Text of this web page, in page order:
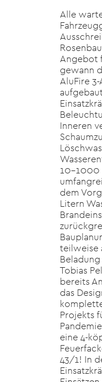
Alle
Angebot
gewann
AluFire
Inneren
10–1000
dem
Litern
teilweise
Tobias
bereits
das
Projekts
eine 4-
43/1! In